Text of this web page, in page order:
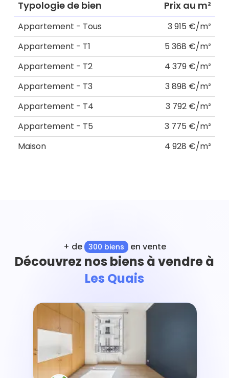
Typologie de bien Prix au m²
Appartement - Tous
3 915 €/m²
Appartement - T1
5 368 €/m²
Appartement - T2
4 379 €/m²
Appartement - T3
3 898 €/m²
Appartement - T4
3 792 €/m²
Appartement - T5
3 775 €/m²
Maison
4 928 €/m²
+ de 300 biens en vente
Découvrez nos biens à vendre à
Les Quais